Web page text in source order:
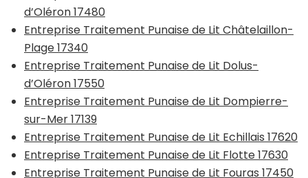
d’Oléron 17480
Entreprise Traitement Punaise de Lit Châtelaillon-
Plage 17340
Entreprise Traitement Punaise de Lit Dolus-
d’Oléron 17550
Entreprise Traitement Punaise de Lit Dompierre-
sur-Mer 17139
Entreprise Traitement Punaise de Lit Echillais 17620
Entreprise Traitement Punaise de Lit Flotte 17630
Entreprise Traitement Punaise de Lit Fouras 17450